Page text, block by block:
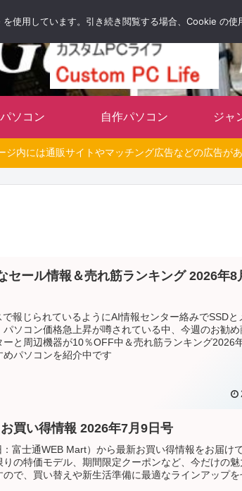
自分だけのオリジナルパソコンを持とう
ソコン 自作パソコン ジャ
ジ内には通販サイトやマッチング広告などの広告があ
セール情報＆売れ筋ランキング 2026年8
報じられているようにAI情報センター絡みでSSDと
パソコン価格急上昇が噂されている中、今週のお勧め
ーと周辺機器が10％OFF中＆売れ筋ランキング2026
めパソコンを紹介中です
買い得情報 2026年7月9日号
富士通WEB Mart）から最新お買い得情報をお届け
りの特価モデル、期間限定クーポンなど、今だけの
ので、買い替えや新生活準備に最適なラインアップ
使用しています。引き続き閲覧する場合、Cookie の使